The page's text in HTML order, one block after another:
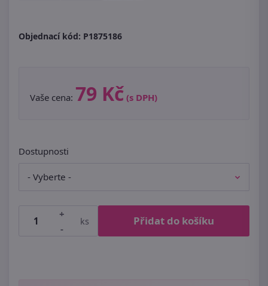
Objednací kód: P1875186
Vaše cena: 79 Kč (s DPH)
Dostupnosti
+
-
ks Přidat do košíku